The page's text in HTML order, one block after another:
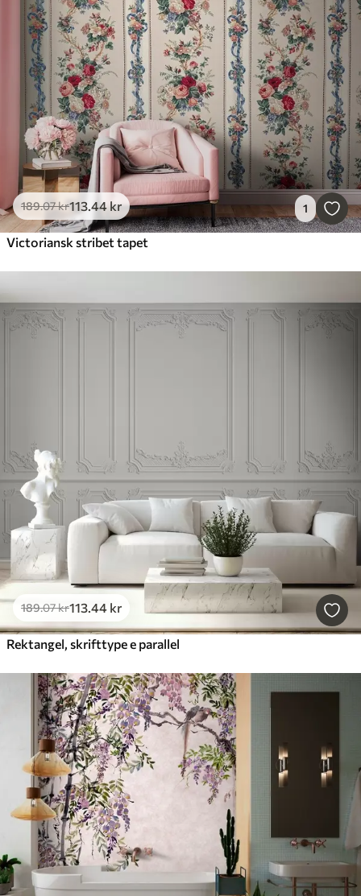
189.07kr113.44 kr 1
Victoriansk stribet tapet
189.07kr113.44 kr
Rektangel, skrifttype e parallel